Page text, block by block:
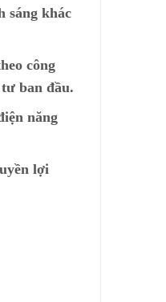
sáng khác
công
ban đầu.
năng
lợi